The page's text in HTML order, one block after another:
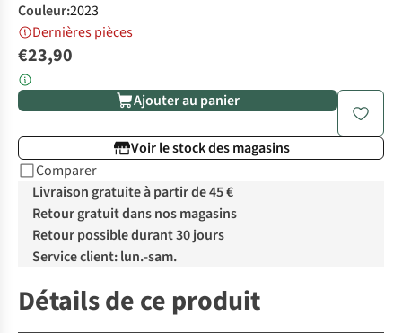
Couleur:2023
Dernières pièces
€23,90
Ajouter au panier
Voir le stock des magasins
Comparer
Livraison gratuite à partir de 45 €
Retour gratuit dans nos magasins
Retour possible durant 30 jours
Service client: lun.-sam.
Détails de ce produit